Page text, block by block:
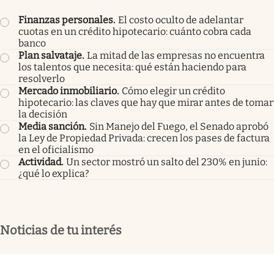
Finanzas personales. El costo oculto de adelantar
cuotas en un crédito hipotecario: cuánto cobra cada
banco
Plan salvataje. La mitad de las empresas no encuentra
los talentos que necesita: qué están haciendo para
resolverlo
Mercado inmobiliario. Cómo elegir un crédito
hipotecario: las claves que hay que mirar antes de tomar
la decisión
Media sanción. Sin Manejo del Fuego, el Senado aprobó
la Ley de Propiedad Privada: crecen los pases de factura
en el oficialismo
Actividad. Un sector mostró un salto del 230% en junio:
¿qué lo explica?
Noticias de tu interés